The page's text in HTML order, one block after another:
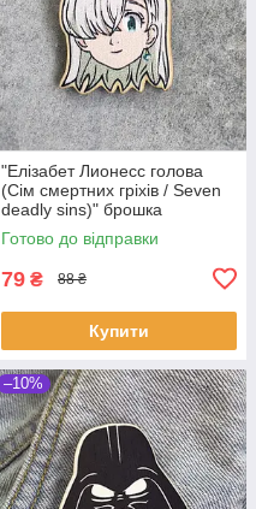
"Елізабет Лионесс голова
(Сім смертних гріхів / Seven
deadly sins)" брошка
дерев'яна з уф-друком
Готово до відправки
79 ₴ 88 ₴
Купити
–10%